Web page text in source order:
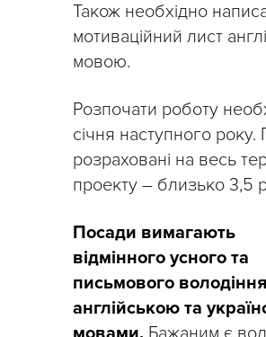
Також необхідно
мотиваційний лист
мовою.
Розпочати роботу
січня наступного року.
розраховані на весь
проекту – близько 3,5
Посади вимагають
відмінного усного та
письмового володіння
англійською та